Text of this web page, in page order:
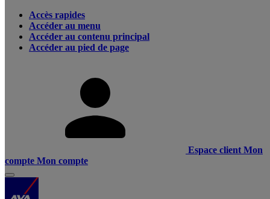
Accès rapides
Accéder au menu
Accéder au contenu principal
Accéder au pied de page
Espace client Mon
compte Mon compte